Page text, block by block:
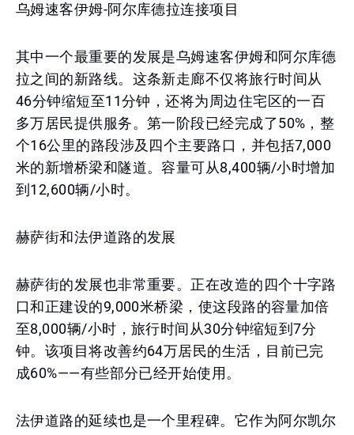
乌姆速客伊姆-阿尔库德拉连接项目
其中一个最重要的发展是乌姆速客伊姆和阿尔库德
拉之间的新路线。这条新走廊不仅将旅行时间从
46分钟缩短至11分钟，还将为周边住宅区的一百
多万居民提供服务。第一阶段已经完成了50%，整
个16公里的路段涉及四个主要路口，并包括7,000
米的新增桥梁和隧道。容量可从8,400辆/小时增加
到12,600辆/小时。
赫萨街和法伊道路的发展
赫萨街的发展也非常重要。正在改造的四个十字路
口和正建设的9,000米桥梁，使这段路的容量加倍
至8,000辆/小时，旅行时间从30分钟缩短到7分
钟。该项目将改善约64万居民的生活，目前已完
成60%——有些部分已经开始使用。
法伊道路的延续也是一个里程碑。它作为阿尔凯尔